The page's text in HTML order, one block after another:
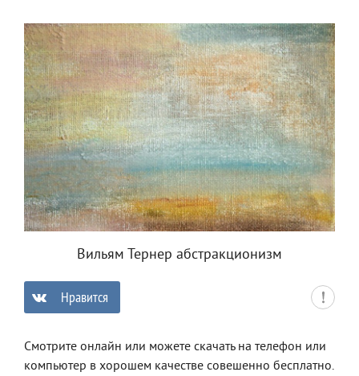
Вильям Тернер абстракционизм
Нравится
Смотрите онлайн или можете скачать на телефон или
компьютер в хорошем качестве совешенно бесплатно.